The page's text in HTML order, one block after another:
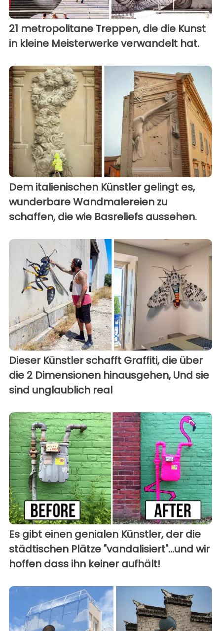
21 metropolitane Treppen, die die Kunst
in kleine Meisterwerke verwandelt hat.
Dem italienischen Künstler gelingt es,
wunderbare Wandmalereien zu
schaffen, die wie Basreliefs aussehen.
Dieser Künstler schafft Graffiti, die über
die 2 Dimensionen hinausgehen, Und sie
sind unglaublich real
Es gibt einen genialen Künstler, der die
städtischen Plätze "vandalisiert"...und wir
hoffen dass ihn keiner aufhält!